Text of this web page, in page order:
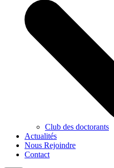
Club des doctorants
Actualités
Nous Rejoindre
Contact